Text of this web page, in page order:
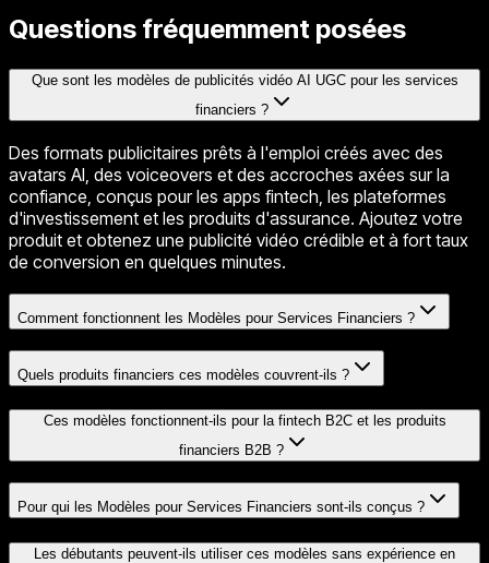
Questions fréquemment posées
Que sont les modèles de publicités vidéo AI UGC pour les services
financiers ?
Des formats publicitaires prêts à l'emploi créés avec des
avatars AI, des voiceovers et des accroches axées sur la
confiance, conçus pour les apps fintech, les plateformes
d'investissement et les produits d'assurance. Ajoutez votre
produit et obtenez une publicité vidéo crédible et à fort taux
de conversion en quelques minutes.
Comment fonctionnent les Modèles pour Services Financiers ?
Quels produits financiers ces modèles couvrent-ils ?
Ces modèles fonctionnent-ils pour la fintech B2C et les produits
financiers B2B ?
Pour qui les Modèles pour Services Financiers sont-ils conçus ?
Les débutants peuvent-ils utiliser ces modèles sans expérience en